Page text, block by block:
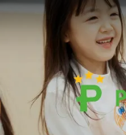
Play